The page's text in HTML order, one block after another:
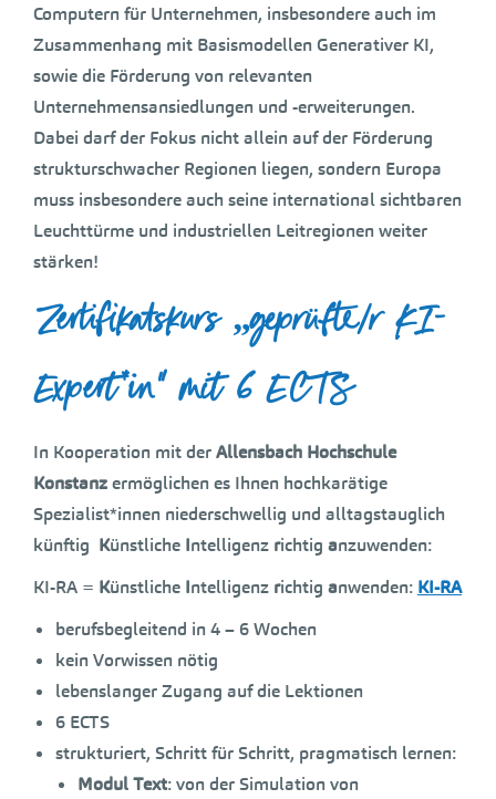
Computern für Unternehmen, insbesondere auch im
Zusammenhang mit Basismodellen Generativer KI,
sowie die Förderung von relevanten
Unternehmensansiedlungen und -erweiterungen.
Dabei darf der Fokus nicht allein auf der Förderung
strukturschwacher Regionen liegen, sondern Europa
muss insbesondere auch seine international sichtbaren
Leuchttürme und industriellen Leitregionen weiter
stärken!
Zertifikatskurs „geprüfte/r KI-
Expert*in“ mit 6 ECTS
In Kooperation mit derAllensbach Hochschule
Konstanzermöglichen es Ihnen hochkarätige
Spezialist*innen niederschwellig und alltagstauglich
künftig Künstliche Intelligenz richtig anzuwenden:
KI-RA = Künstliche Intelligenz richtig anwenden: KI-RA
berufsbegleitend in 4 – 6 Wochen
kein Vorwissen nötig
lebenslanger Zugang auf die Lektionen
6 ECTS
strukturiert, Schritt für Schritt, pragmatisch lernen:
Modul Text: von der Simulation von